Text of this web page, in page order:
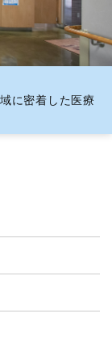
に密着した医療